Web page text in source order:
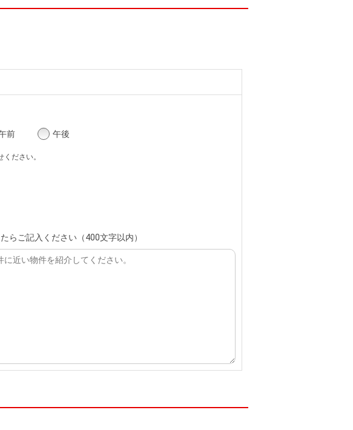
前 午後
ださい。
らご記入ください（400文字以内）